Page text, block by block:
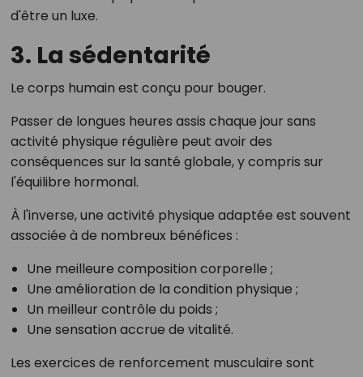
d'être un luxe.
3. La sédentarité
Le corps humain est conçu pour bouger.
Passer de longues heures assis chaque jour sans
activité physique régulière peut avoir des
conséquences sur la santé globale, y compris sur
l'équilibre hormonal.
À l'inverse, une activité physique adaptée est souvent
associée à de nombreux bénéfices :
Une meilleure composition corporelle ;
Une amélioration de la condition physique ;
Un meilleur contrôle du poids ;
Une sensation accrue de vitalité.
Les exercices de renforcement musculaire sont